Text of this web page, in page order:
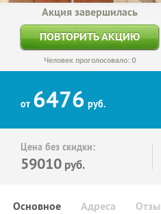
Акция завершилась
ПОВТОРИТЬ АКЦИЮ
Человек проголосовало: 0
от 6476 руб.
Цена без скидки:
59010 руб.
Основное Адреса